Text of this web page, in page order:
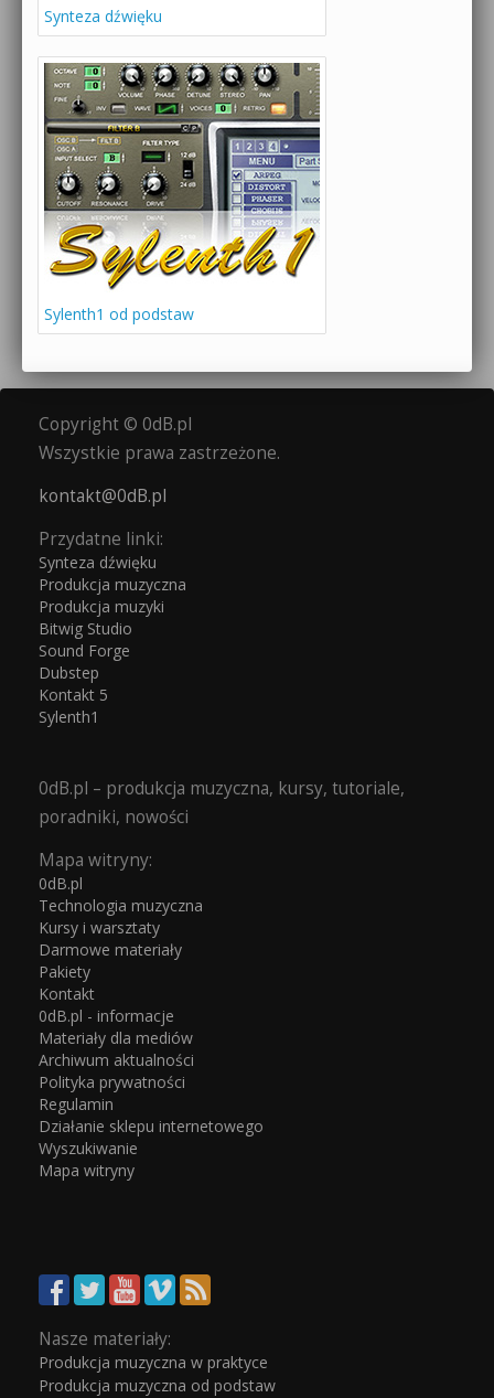
Synteza dźwięku
Sylenth1 od podstaw
Copyright © 0dB.pl
Wszystkie prawa zastrzeżone.
kontakt@0dB.pl
Przydatne linki:
Synteza dźwięku
Produkcja muzyczna
Produkcja muzyki
Bitwig Studio
Sound Forge
Dubstep
Kontakt 5
Sylenth1
0dB.pl – produkcja muzyczna, kursy, tutoriale,
poradniki, nowości
Mapa witryny:
0dB.pl
Technologia muzyczna
Kursy i warsztaty
Darmowe materiały
Pakiety
Kontakt
0dB.pl - informacje
Materiały dla mediów
Archiwum aktualności
Polityka prywatności
Regulamin
Działanie sklepu internetowego
Wyszukiwanie
Mapa witryny
Nasze materiały:
Produkcja muzyczna w praktyce
Produkcja muzyczna od podstaw